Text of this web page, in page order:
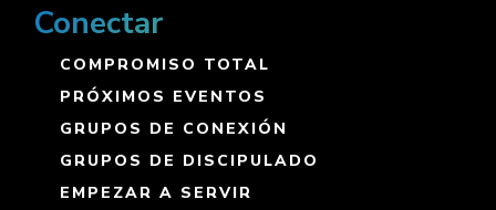
Conectar
COMPROMISO TOTAL
PRÓXIMOS EVENTOS
GRUPOS DE CONEXIÓN
GRUPOS DE DISCIPULADO
EMPEZAR A SERVIR